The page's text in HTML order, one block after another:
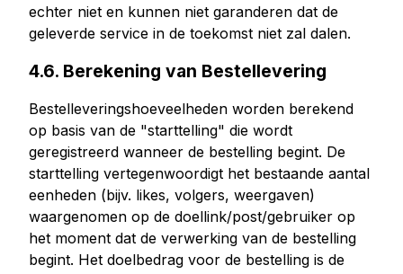
echter niet en kunnen niet garanderen dat de
geleverde service in de toekomst niet zal dalen.
4.6. Berekening van Bestellevering
Bestelleveringshoeveelheden worden berekend
op basis van de "starttelling" die wordt
geregistreerd wanneer de bestelling begint. De
starttelling vertegenwoordigt het bestaande aantal
eenheden (bijv. likes, volgers, weergaven)
waargenomen op de doellink/post/gebruiker op
het moment dat de verwerking van de bestelling
begint. Het doelbedrag voor de bestelling is de